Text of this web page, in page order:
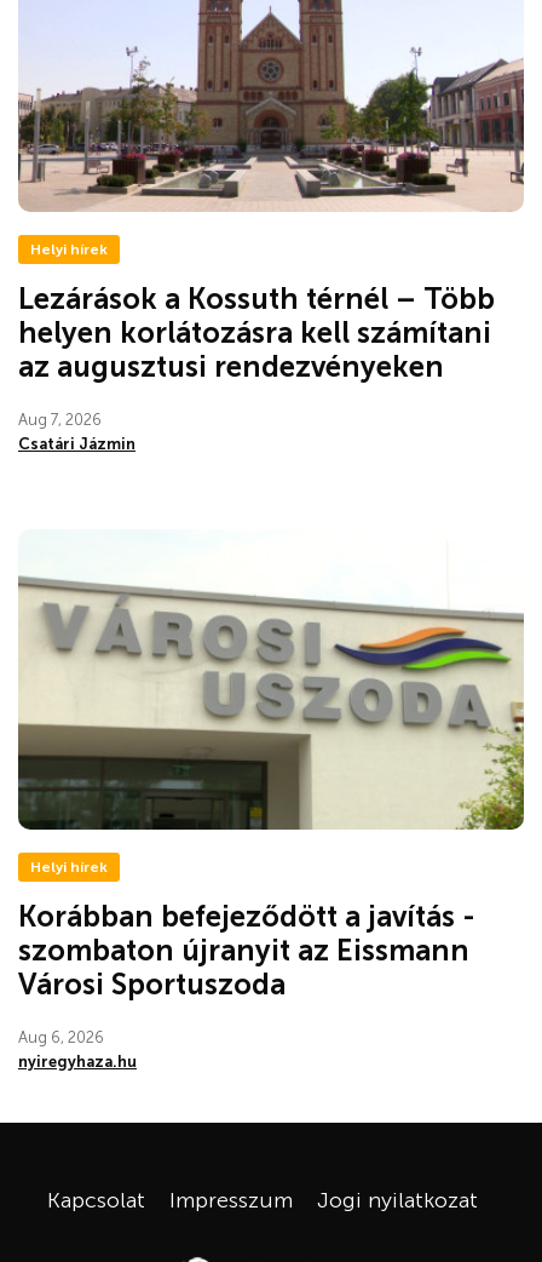
Helyi hírek
Lezárások a Kossuth térnél – Több
helyen korlátozásra kell számítani
az augusztusi rendezvényeken
Aug 7, 2026
Csatári Jázmin
Helyi hírek
Korábban befejeződött a javítás -
szombaton újranyit az Eissmann
Városi Sportuszoda
Aug 6, 2026
nyiregyhaza.hu
Kapcsolat Impresszum Jogi nyilatkozat